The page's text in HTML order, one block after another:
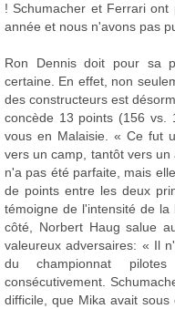
! Schumacher et Ferrari ont
année et nous n'avons pas
Ron Dennis doit pour sa
certaine. En effet, non
des constructeurs est
concède 13 points (156 vs.
vous en Malaisie. « Ce fut
vers un camp, tantôt vers
n'a pas été parfaite, mais
de points entre les deux
témoigne de l'intensité de
côté, Norbert Haug salue
valeureux adversaires: « Il
du championnat
consécutivement.
difficile, que Mika avait